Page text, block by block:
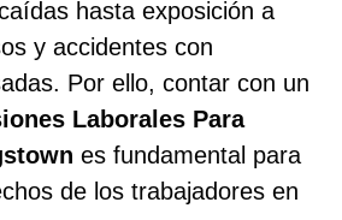
hasta exposición a
y accidentes con
Por ello, contar con un
Laborales Para
es fundamental para
de los trabajadores en